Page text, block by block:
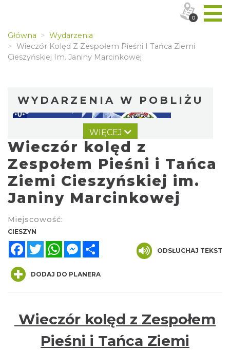
Główna
Wydarzenia
Wieczór Kolęd Z Zespołem Pieśni I Tańca Ziemi
Cieszyńskiej Im. Janiny Marcinkowej
WYDARZENIA W POBLIŻU
Wystawa: Z ONDRASZKIEM PRZEZ DEKADY
60-lecie Turystycznego Klubu Kolarskiego
PTTK "Ondraszek"
Cieszyn
0.00 km
INTERPRETACJE "Miesiofoto" - wernisaż
wystawy zdjęć miesiąca Cieszyńskiego
WIĘCEJ
Wieczór kolęd z
Zespołem Pieśni i Tańca
Ziemi Cieszyńskiej im.
Janiny Marcinkowej
Miejscowość:
CIESZYN
FacebookTwitterWhatsAppMessenger
ODSŁUCHAJ TEKST
DODAJ DO PLANERA
Wieczór kolęd z Zespołem
Pieśni i Tańca Ziemi
0